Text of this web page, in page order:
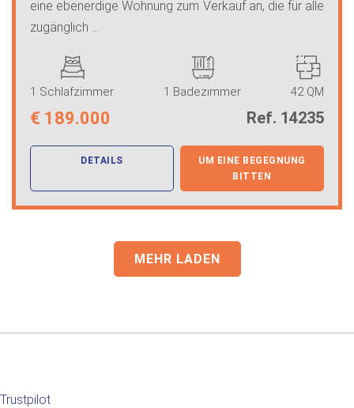
eine ebenerdige Wohnung zum Verkauf an, die für alle
zugänglich ...
1 Schlafzimmer 1 Badezimmer 42 QM
€ 189.000 Ref. 14235
DETAILS
UM EINE BEGEGNUNG
BITTEN
MEHR LADEN
Trustpilot